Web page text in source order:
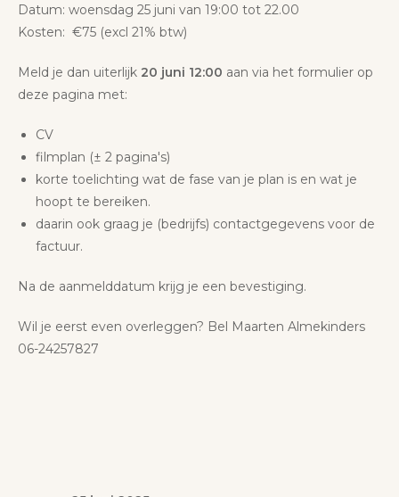
Datum: woensdag 25 juni van 19:00 tot 22.00
Kosten: €75 (excl 21% btw)
Meld je dan uiterlijk 20 juni 12:00 aan via het formulier op
deze pagina met:
CV
filmplan (± 2 pagina's)
korte toelichting wat de fase van je plan is en wat je
hoopt te bereiken.
daarin ook graag je (bedrijfs) contactgegevens voor de
factuur.
Na de aanmelddatum krijg je een bevestiging.
Wil je eerst even overleggen? Bel Maarten Almekinders
06-24257827